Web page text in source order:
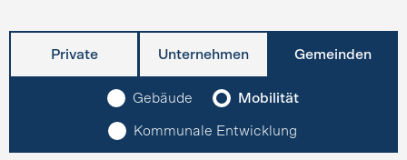
Private Unternehmen Gemeinden
Gebäude Mobilität
Kommunale Entwicklung